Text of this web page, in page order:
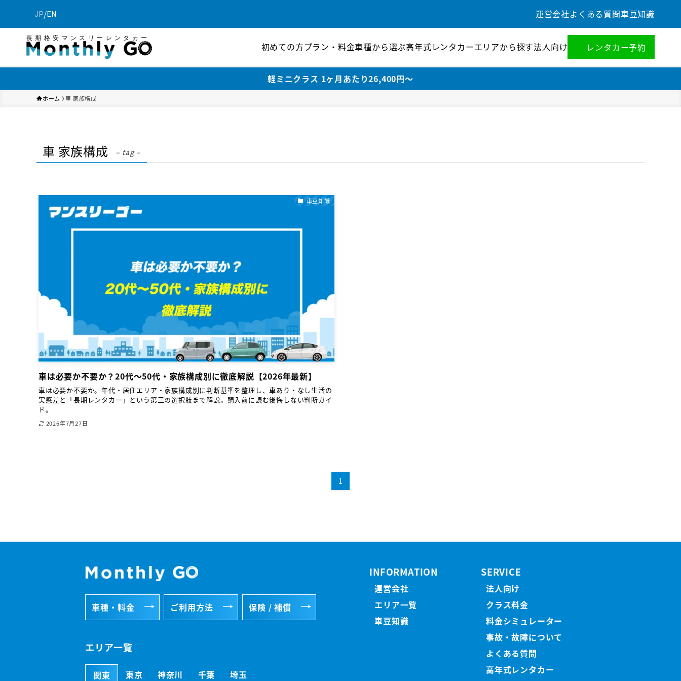
JP/EN 運営会社よくある質問車豆知識
長期格安マンスリーレンタカー
初めての方プラン・料金車種から選ぶ高年式レンタカーエリアから探す法人向け レンタカー予約
軽ミニクラス 1ヶ月あたり26,400円〜
ホーム 車 家族構成
車 家族構成 – tag –
車豆知識
車は必要か不要か？20代〜50代・家族構成別に徹底解説【2026年最新】
車は必要か不要か。年代・居住エリア・家族構成別に判断基準を整理し、車あり・なし生活の
実感差と「長期レンタカー」という第三の選択肢まで解説。購入前に読む後悔しない判断ガイ
ド。
2026年7月27日
1
車種・料金 ご利用方法 保険 / 補償
エリア一覧
関東 東京 神奈川 千葉 埼玉
INFORMATION
運営会社
エリア一覧
車豆知識
SERVICE
法人向け
クラス料金
料金シミュレーター
事故・故障について
よくある質問
高年式レンタカー